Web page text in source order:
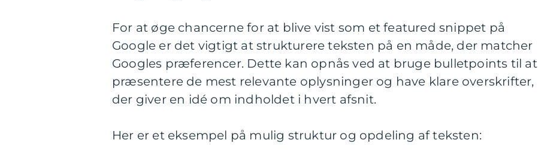
For at øge chancerne for at blive vist som et featured snippet på
Google er det vigtigt at strukturere teksten på en måde, der matcher
Googles præferencer. Dette kan opnås ved at bruge bulletpoints til at
præsentere de mest relevante oplysninger og have klare overskrifter,
der giver en idé om indholdet i hvert afsnit.
Her er et eksempel på mulig struktur og opdeling af teksten: